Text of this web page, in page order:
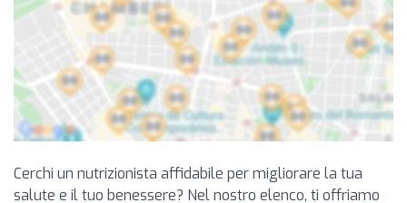
Cerchi un nutrizionista affidabile per migliorare la tua
salute e il tuo benessere? Nel nostro elenco, ti offriamo